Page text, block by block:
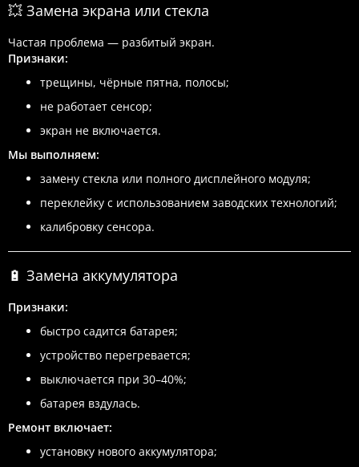
💥 Замена экрана или стекла
Частая проблема — разбитый экран.
Признаки:
трещины, чёрные пятна, полосы;
не работает сенсор;
экран не включается.
Мы выполняем:
замену стекла или полного дисплейного модуля;
переклейку с использованием заводских технологий;
калибровку сенсора.
🔋 Замена аккумулятора
Признаки:
быстро садится батарея;
устройство перегревается;
выключается при 30–40%;
батарея вздулась.
Ремонт включает:
установку нового аккумулятора;